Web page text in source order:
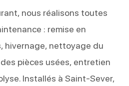
nous réalisons toutes
: remise en
hivernage, nettoyage du
pièces usées, entretien
Installés à Saint-Sever,